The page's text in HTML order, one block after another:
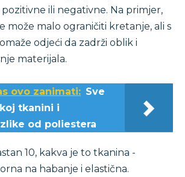
ili negativne. Na primjer,
može malo ograničiti kretanje, ali s
odjeći da zadrži oblik i
materijala.
ovo zanimati: Sve
tkanini i
od poliestera
10, kakva je to tkanina -
na habanje i elastična.